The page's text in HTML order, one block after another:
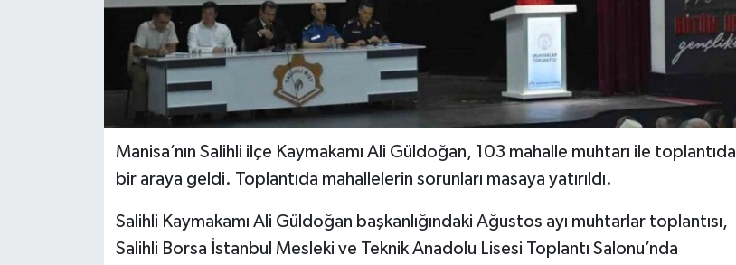
Manisa’nın Salihli ilçe Kaymakamı Ali Güldoğan, 103 mahalle muhtarı ile toplantıda
bir araya geldi. Toplantıda mahallelerin sorunları masaya yatırıldı.
Salihli Kaymakamı Ali Güldoğan başkanlığındaki Ağustos ayı muhtarlar toplantısı,
Salihli Borsa İstanbul Mesleki ve Teknik Anadolu Lisesi Toplantı Salonu’nda